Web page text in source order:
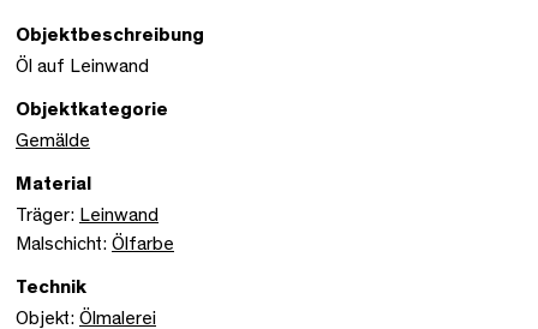
Objektbeschreibung
Öl auf Leinwand
Objektkategorie
Gemälde
Material
Träger: Leinwand
Malschicht: Ölfarbe
Technik
Objekt: Ölmalerei